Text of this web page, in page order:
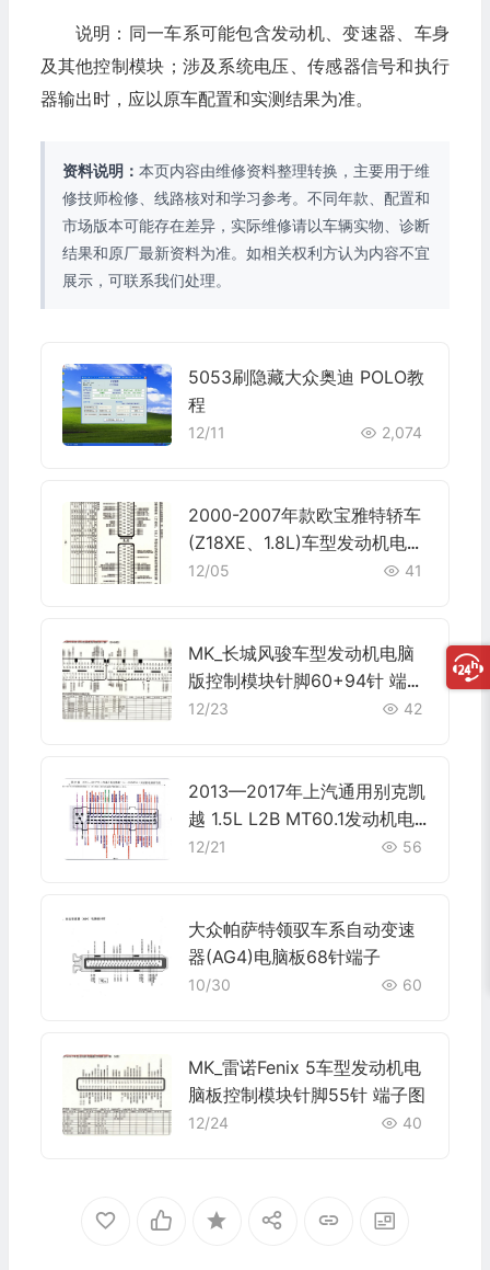
说明：同一车系可能包含发动机、变速器、车身
及其他控制模块；涉及系统电压、传感器信号和执行
器输出时，应以原车配置和实测结果为准。
资料说明： 本页内容由维修资料整理转换，主要用于维
修技师检修、线路核对和学习参考。不同年款、配置和
市场版本可能存在差异，实际维修请以车辆实物、诊断
结果和原厂最新资料为准。如相关权利方认为内容不宜
展示，可联系我们处理。
5053刷隐藏大众奥迪 POLO教
程
12/11 2,074
2000-2007年款欧宝雅特轿车
(Z18XE、1.8L)车型发动机电脑
板控制模块针脚64+64针 端子
12/05 41
MK_长城风骏车型发动机电脑
版控制模块针脚60+94针 端子
图
12/23 42
2013—2017年上汽通用别克凯
越 1.5L L2B MT60.1发动机电
脑端子
12/21 56
大众帕萨特领驭车系自动变速
器(AG4)电脑板68针端子
10/30 60
MK_雷诺Fenix 5车型发动机电
脑板控制模块针脚55针 端子图
12/24 40